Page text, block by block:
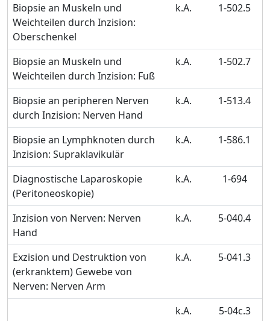
Biopsie an Muskeln und
Weichteilen durch Inzision:
Oberschenkel
k.A. 1-502.5
Biopsie an Muskeln und
Weichteilen durch Inzision: Fuß
k.A. 1-502.7
Biopsie an peripheren Nerven
durch Inzision: Nerven Hand
k.A. 1-513.4
Biopsie an Lymphknoten durch
Inzision: Supraklavikulär
k.A. 1-586.1
Diagnostische Laparoskopie
(Peritoneoskopie)
k.A. 1-694
Inzision von Nerven: Nerven
Hand
k.A. 5-040.4
Exzision und Destruktion von
(erkranktem) Gewebe von
Nerven: Nerven Arm
k.A. 5-041.3
k.A.
5-04c.3